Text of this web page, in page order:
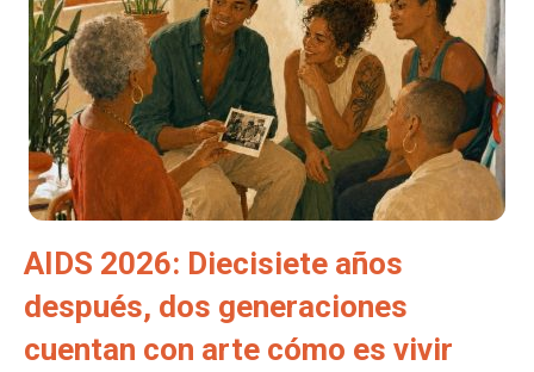
AIDS 2026: Diecisiete años
después, dos generaciones
cuentan con arte cómo es vivir